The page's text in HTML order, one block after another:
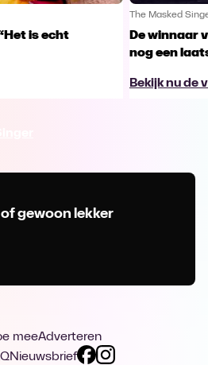
is echt
The Masked
De winnaar
nog een
Bekijk nu de
gewoon lekker
meeAdverteren
Nieuwsbrief